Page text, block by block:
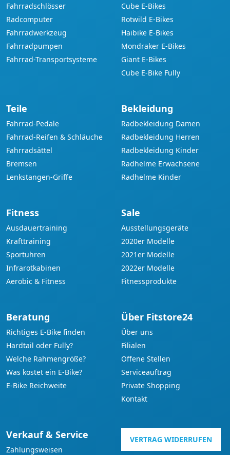
Fahrradschlösser
Radcomputer
Fahrradwerkzeug
Fahrradpumpen
Fahrrad-Transportsysteme
Cube E-Bikes
Rotwild E-Bikes
Haibike E-Bikes
Mondraker E-Bikes
Giant E-Bikes
Cube E-Bike Fully
Teile
Fahrrad-Pedale
Fahrrad-Reifen & Schläuche
Fahrradsättel
Bremsen
Lenkstangen-Griffe
Bekleidung
Radbekleidung Damen
Radbekleidung Herren
Radbekleidung Kinder
Radhelme Erwachsene
Radhelme Kinder
Fitness
Ausdauertraining
Krafttraining
Sportuhren
Infrarotkabinen
Aerobic & Fitness
Sale
Ausstellungsgeräte
2020er Modelle
2021er Modelle
2022er Modelle
Fitnessprodukte
Beratung
Richtiges E-Bike finden
Hardtail oder Fully?
Welche Rahmengröße?
Was kostet ein E-Bike?
E-Bike Reichweite
Über Fitstore24
Über uns
Filialen
Offene Stellen
Serviceauftrag
Private Shopping
Kontakt
Verkauf & Service
Zahlungsweisen
VERTRAG WIDERRUFEN